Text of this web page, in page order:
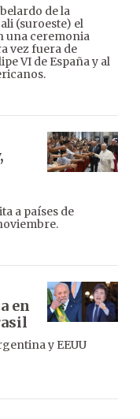
de la
(suroeste) el
una ceremonia
vez fuera de
VI de España y al
a países de
en
y EEUU